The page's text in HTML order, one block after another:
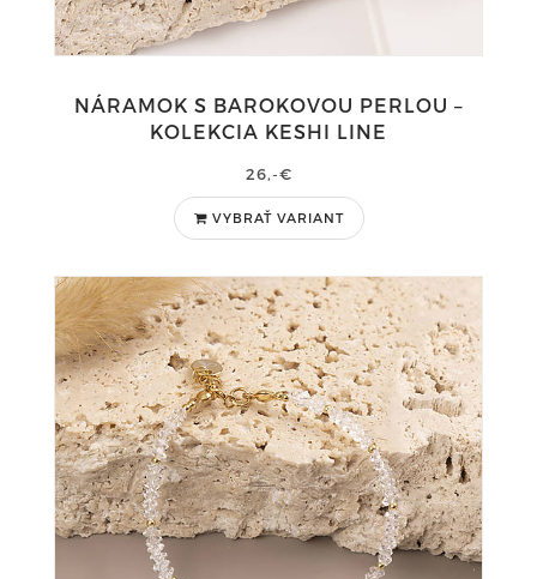
NÁRAMOK S BAROKOVOU PERLOU –
KOLEKCIA KESHI LINE
26,-€
VYBRAŤ VARIANT